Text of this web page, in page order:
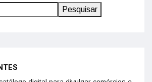
Pesquisar